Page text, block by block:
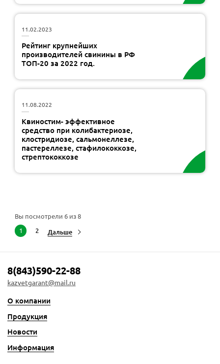
11.02.2023
Рейтинг крупнейших
производителей свинины в РФ
ТОП-20 за 2022 год.
11.08.2022
Квиностим- эффективное
средство при колибактериозе,
клостридиозе, сальмонеллезе,
пастереллезе, стафилококкозе,
стрептококкозе
1 2 Дальше
Вы посмотрели 6 из 8
8(843)590-22-88
kazvetgarant@mail.ru
О компании
Продукция
Новости
Информация